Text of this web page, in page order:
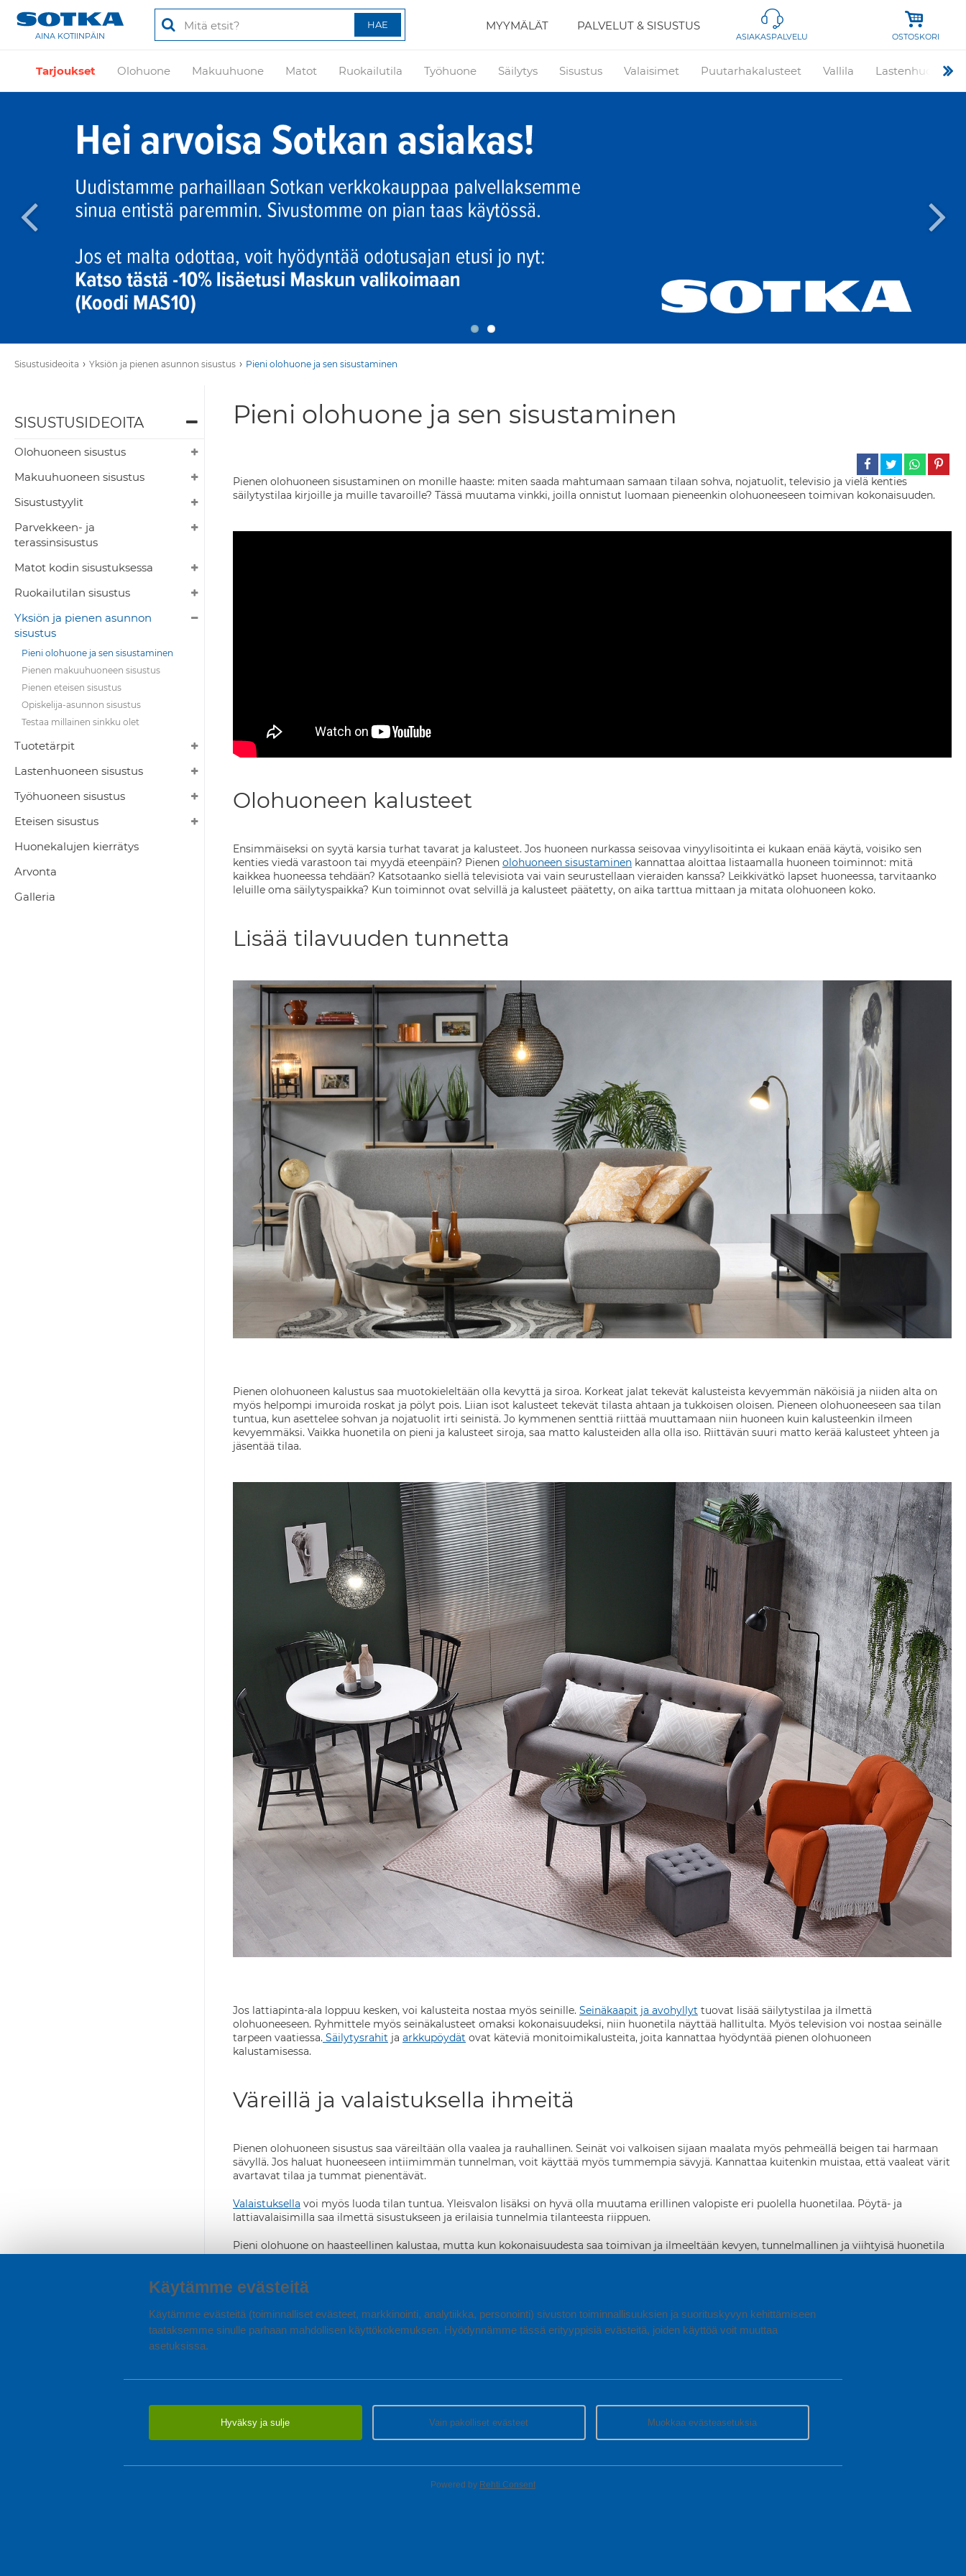
Käytämme evästeitä
Käytämme evästeitä (toiminnalliset evästeet, markkinointi, analytiikka, personointi) sivuston toiminnallisuuksien ja suorituskyvyn kehittämiseen
taataksemme sinulle parhaan mahdollisen käyttökokemuksen. Hyödynnämme tässä erityyppisiä evästeitä, joiden käyttöä voit muuttaa
asetuksissa.
Hyväksy ja sulje Vain pakolliset evästeet Muokkaa evästeasetuksia
Powered by Rehti Consent
AINA KOTIINPÄIN ASIAKASPALVELU OSTOSKORI
Tarjoukset Olohuone Makuuhuone Matot Ruokailutila Työhuone Säilytys Sisustus Valaisimet Puutarhakalusteet Vallila Lastenhuone
MYYMÄLÄT PALVELUT & SISUSTUS
Sisustusideoita › Yksiön ja pienen asunnon sisustus › Pieni olohuone ja sen sisustaminen
SISUSTUSIDEOITA
Olohuoneen sisustus
Makuuhuoneen sisustus
Sisustustyylit
Parvekkeen- ja
terassinsisustus
Matot kodin sisustuksessa
Ruokailutilan sisustus
Yksiön ja pienen asunnon
sisustus
Pieni olohuone ja sen sisustaminen
Pienen makuuhuoneen sisustus
Pienen eteisen sisustus
Opiskelija-asunnon sisustus
Testaa millainen sinkku olet
Tuotetärpit
Lastenhuoneen sisustus
Työhuoneen sisustus
Eteisen sisustus
Huonekalujen kierrätys
Arvonta
Galleria
Pieni olohuone ja sen sisustaminen
Pienen olohuoneen sisustaminen on monille haaste: miten saada mahtumaan samaan tilaan sohva, nojatuolit, televisio ja vielä kenties
säilytystilaa kirjoille ja muille tavaroille? Tässä muutama vinkki, joilla onnistut luomaan pieneenkin olohuoneeseen toimivan kokonaisuuden.
Olohuoneen kalusteet
Ensimmäiseksi on syytä karsia turhat tavarat ja kalusteet. Jos huoneen nurkassa seisovaa vinyylisoitinta ei kukaan enää käytä, voisiko sen
kenties viedä varastoon tai myydä eteenpäin? Pienen olohuoneen sisustaminen kannattaa aloittaa listaamalla huoneen toiminnot: mitä
kaikkea huoneessa tehdään? Katsotaanko siellä televisiota vai vain seurustellaan vieraiden kanssa? Leikkivätkö lapset huoneessa, tarvitaanko
leluille oma säilytyspaikka? Kun toiminnot ovat selvillä ja kalusteet päätetty, on aika tarttua mittaan ja mitata olohuoneen koko.
Lisää tilavuuden tunnetta
Pienen olohuoneen kalustus saa muotokieleltään olla kevyttä ja siroa. Korkeat jalat tekevät kalusteista kevyemmän näköisiä ja niiden alta on
myös helpompi imuroida roskat ja pölyt pois. Liian isot kalusteet tekevät tilasta ahtaan ja tukkoisen oloisen. Pieneen olohuoneeseen saa tilan
tuntua, kun asettelee sohvan ja nojatuolit irti seinistä. Jo kymmenen senttiä riittää muuttamaan niin huoneen kuin kalusteenkin ilmeen
kevyemmäksi. Vaikka huonetila on pieni ja kalusteet siroja, saa matto kalusteiden alla olla iso. Riittävän suuri matto kerää kalusteet yhteen ja
jäsentää tilaa.
Jos lattiapinta-ala loppuu kesken, voi kalusteita nostaa myös seinille. Seinäkaapit ja avohyllyt tuovat lisää säilytystilaa ja ilmettä
olohuoneeseen. Ryhmittele myös seinäkalusteet omaksi kokonaisuudeksi, niin huonetila näyttää hallitulta. Myös television voi nostaa seinälle
tarpeen vaatiessa. Säilytysrahit ja arkkupöydät ovat käteviä monitoimikalusteita, joita kannattaa hyödyntää pienen olohuoneen
kalustamisessa.
Väreillä ja valaistuksella ihmeitä
Pienen olohuoneen sisustus saa väreiltään olla vaalea ja rauhallinen. Seinät voi valkoisen sijaan maalata myös pehmeällä beigen tai harmaan
sävyllä. Jos haluat huoneeseen intiimimmän tunnelman, voit käyttää myös tummempia sävyjä. Kannattaa kuitenkin muistaa, että vaaleat värit
avartavat tilaa ja tummat pienentävät.
Valaistuksella voi myös luoda tilan tuntua. Yleisvalon lisäksi on hyvä olla muutama erillinen valopiste eri puolella huonetilaa. Pöytä- ja
lattiavalaisimilla saa ilmettä sisustukseen ja erilaisia tunnelmia tilanteesta riippuen.
Pieni olohuone on haasteellinen kalustaa, mutta kun kokonaisuudesta saa toimivan ja ilmeeltään kevyen, tunnelmallinen ja viihtyisä huonetila
Pienen asunnon pienet sohvat